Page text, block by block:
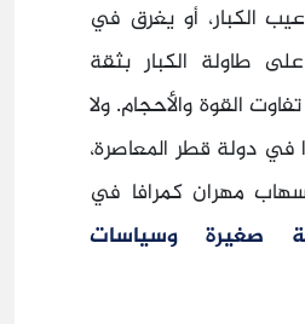
الكبار، أو يغرق في
طاولة الكبار بثقة
القوة والأحجام. ولا
في دولة قطر المعاصرة،
مهران كمرافا في
صغيرة وسياسات